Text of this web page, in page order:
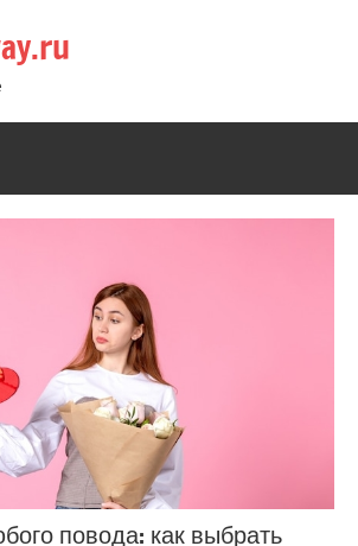
повода: как выбрать